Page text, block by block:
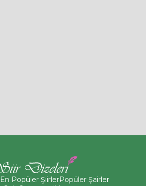
En Popüler ŞiirlerPopüler Şairler